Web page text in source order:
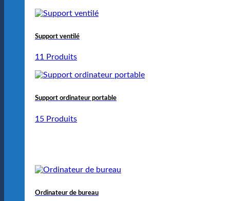
Support ventilé
11 Produits
Support ordinateur portable
15 Produits
Ordinateur de bureau